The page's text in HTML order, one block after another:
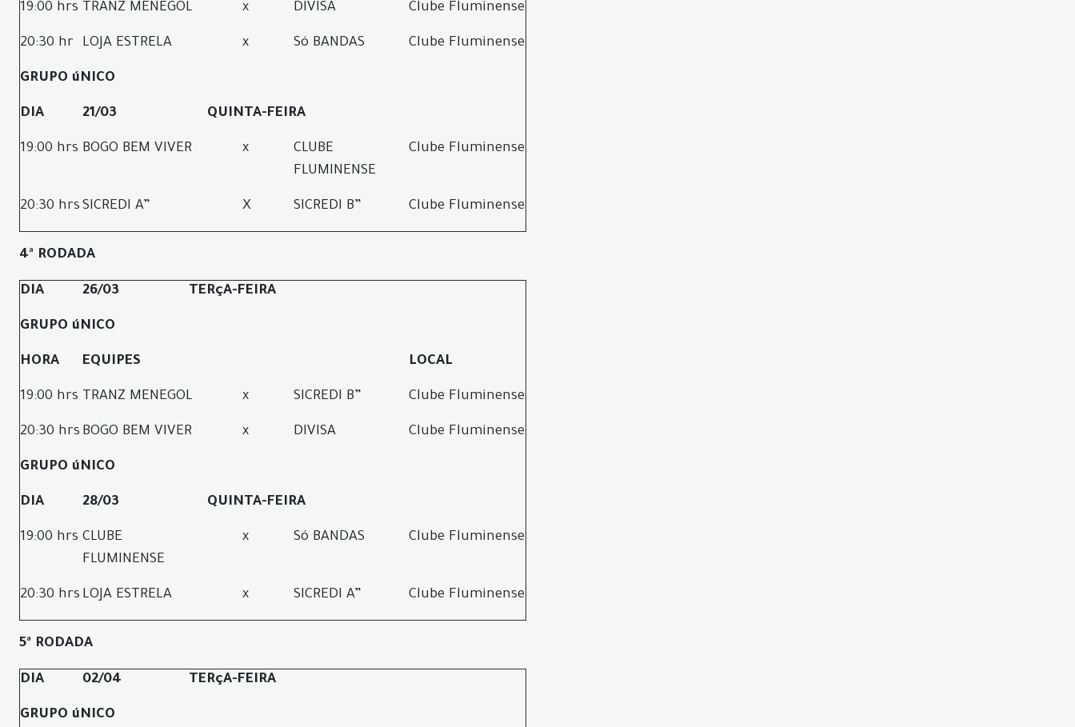
19:00 hrs TRANZ MENEGOL x DIVISA Clube Fluminense
20:30 hr LOJA ESTRELA x Só BANDAS Clube Fluminense
GRUPO úNICO
DIA 21/03 QUINTA-FEIRA
19:00 hrs BOGO BEM VIVER x
CLUBE
FLUMINENSE
Clube Fluminense
20:30 hrs SICREDI A” X SICREDI B” Clube Fluminense
4ª RODADA
DIA 26/03 TERçA-FEIRA
GRUPO úNICO
HORA EQUIPES LOCAL
19:00 hrs TRANZ MENEGOL x SICREDI B” Clube Fluminense
20:30 hrs BOGO BEM VIVER x DIVISA Clube Fluminense
GRUPO úNICO
DIA 28/03 QUINTA-FEIRA
19:00 hrs CLUBE
FLUMINENSE
x Só BANDAS Clube Fluminense
20:30 hrs LOJA ESTRELA x SICREDI A” Clube Fluminense
5ª RODADA
DIA 02/04 TERçA-FEIRA
GRUPO úNICO